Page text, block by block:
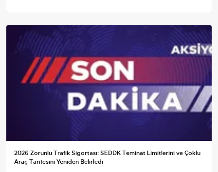
2026 Zorunlu Trafik Sigortası: SEDDK Teminat Limitlerini ve Çoklu
Araç Tarifesini Yeniden Belirledi